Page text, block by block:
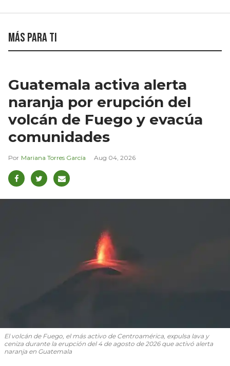
Más para ti
Guatemala activa alerta
naranja por erupción del
volcán de Fuego y evacúa
comunidades
Mariana Torres García Aug 04, 2026
El volcán de Fuego, el más activo de Centroamérica, expulsa lava y
ceniza durante la erupción del 4 de agosto de 2026 que activó alerta
naranja en Guatemala